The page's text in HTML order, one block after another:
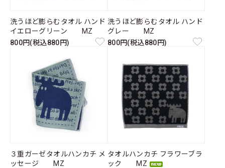
洗うほど膨らむタオル ハンド
イエローグリーン MZ
800円(税込880円)
洗うほど膨らむタオル ハンド
グレー MZ
800円(税込880円)
３重ガーゼタオルハンカチ メ
ッセージ MZ
タオルハンカチ フラワーブラ
ック MZ